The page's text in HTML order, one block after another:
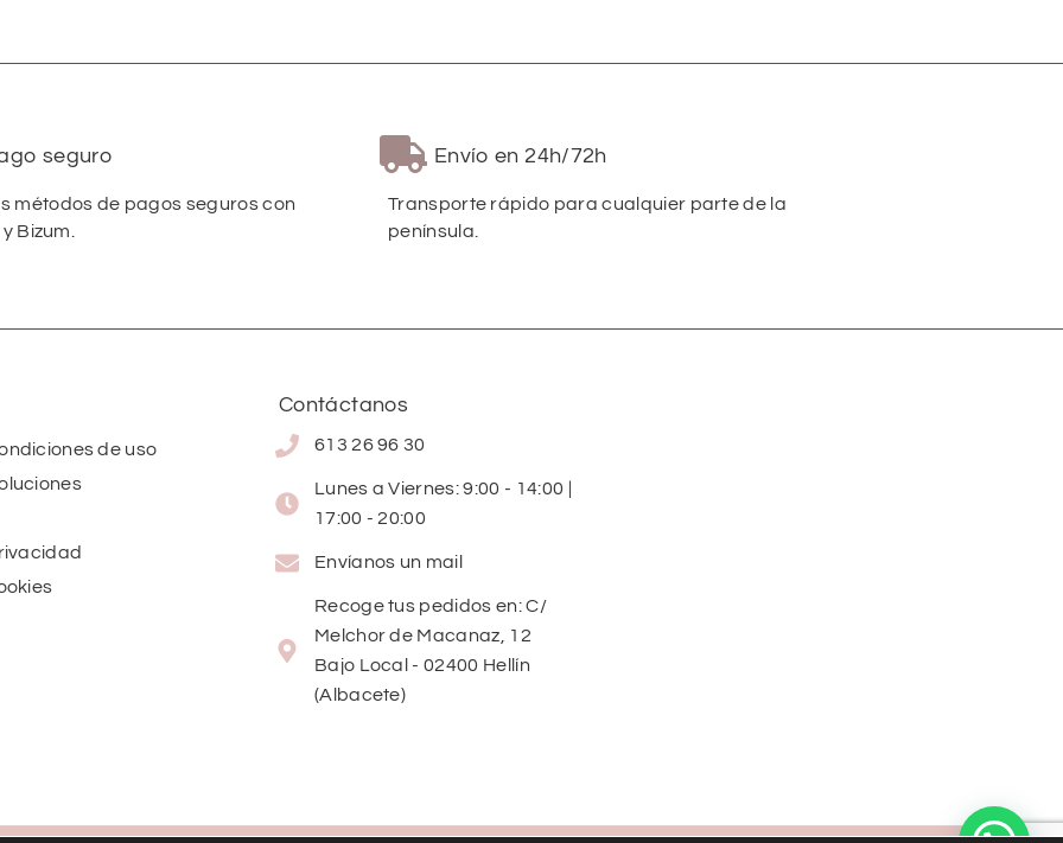
seguro
métodos de pagos seguros con
Bizum.
Envío en 24h/72h
Transporte rápido para cualquier parte de la
península.
de uso
Contáctanos
613 26 96 30
Lunes a Viernes: 9:00 - 14:00 |
17:00 - 20:00
Envíanos un mail
Recoge tus pedidos en: C/
Melchor de Macanaz, 12
Bajo Local - 02400 Hellín
(Albacete)